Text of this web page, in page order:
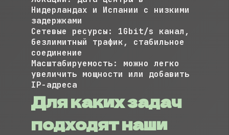
Нидерландах и Испании с низкими
задержками
Сетевые ресурсы:
1Gbit/s канал,
безлимитный трафик, стабильное
соединение
Масштабируемость:
можно легко
увеличить мощности или добавить
IP-адреса
Для каких задач
подходят наши